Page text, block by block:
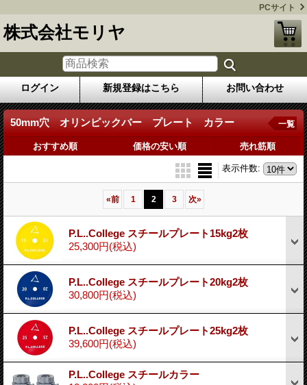
PCサイト
株式会社モリヤ
ログイン 新規登録はこちら お問い合わせ
50mm穴 オリンピックバー プレート カラー 一覧
おすすめ順 価格の安い順 売れ筋順
表示件数:
«前 1 2 3 次»
P.L..College スチールプレート15kg2枚
25,300円(税込)
P.L..College スチールプレート20kg2枚
30,800円(税込)
P.L..College スチールプレート25kg2枚
39,600円(税込)
P.L..College スチールカラー